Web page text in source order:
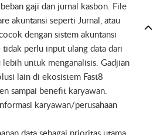
gaji dan jurnal kasbon. File
akuntansi seperti Jurnal, atau
dengan sistem akuntansi
perlu input ulang data dari
untuk menganalisis. Gadjian
lain di ekosistem Fast8
sampai benefit karyawan.
karyawan/perusahaan